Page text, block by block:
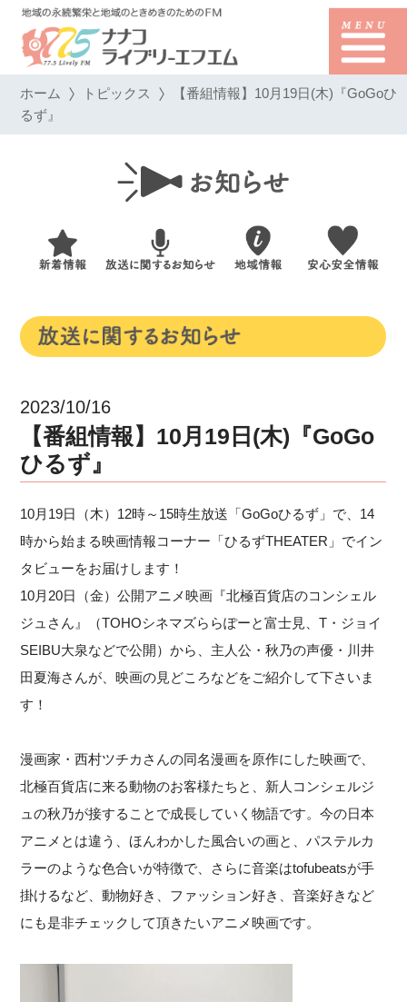
ホーム トピックス 【番組情報】10月19日(木)『GoGoひ
るず』
2023/10/16
【番組情報】10月19日(木)『GoGo
ひるず』
10月19日（木）12時～15時生放送「GoGoひるず」で、14
時から始まる映画情報コーナー「ひるずTHEATER」でイン
タビューをお届けします！
10月20日（金）公開アニメ映画『北極百貨店のコンシェル
ジュさん』（TOHOシネマズららぽーと富士見、T・ジョイ
SEIBU大泉などで公開）から、主人公・秋乃の声優・川井
田夏海さんが、映画の見どころなどをご紹介して下さいま
す！
漫画家・西村ツチカさんの同名漫画を原作にした映画で、
北極百貨店に来る動物のお客様たちと、新人コンシェルジ
ュの秋乃が接することで成長していく物語です。今の日本
アニメとは違う、ほんわかした風合いの画と、パステルカ
ラーのような色合いが特徴で、さらに音楽はtofubeatsが手
掛けるなど、動物好き、ファッション好き、音楽好きなど
にも是非チェックして頂きたいアニメ映画です。